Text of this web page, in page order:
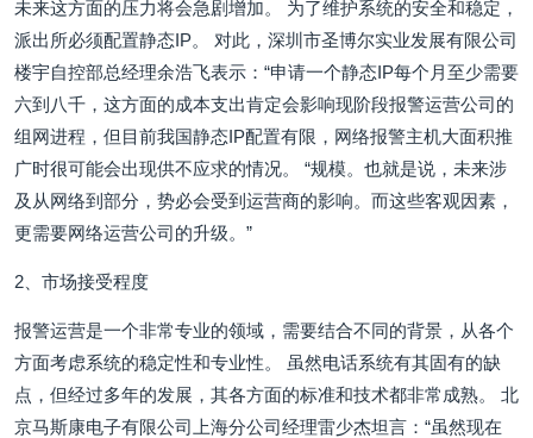
未来这方面的压力将会急剧增加。 为了维护系统的安全和稳定，
派出所必须配置静态IP。 对此，深圳市圣博尔实业发展有限公司
楼宇自控部总经理余浩飞表示：“申请一个静态IP每个月至少需要
六到八千，这方面的成本支出肯定会影响现阶段报警运营公司的
组网进程，但目前我国静态IP配置有限，网络报警主机大面积推
广时很可能会出现供不应求的情况。 “规模。也就是说，未来涉
及从网络到部分，势必会受到运营商的影响。而这些客观因素，
更需要网络运营公司的升级。”
2、市场接受程度
报警运营是一个非常专业的领域，需要结合不同的背景，从各个
方面考虑系统的稳定性和专业性。 虽然电话系统有其固有的缺
点，但经过多年的发展，其各方面的标准和技术都非常成熟。 北
京马斯康电子有限公司上海分公司经理雷少杰坦言：“虽然现在